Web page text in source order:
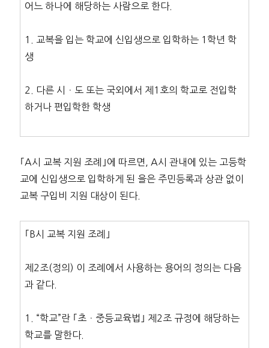
어느 하나에 해당하는 사람으로 한다.
1. 교복을 입는 학교에 신입생으로 입학하는 1학년 학
생
2. 다른 시ㆍ도 또는 국외에서 제1호의 학교로 전입학
하거나 편입학한 학생
｢A시 교복 지원 조례｣에 따르면, A시 관내에 있는 고등학
교에 신입생으로 입학하게 된 을은 주민등록과 상관 없이
교복 구입비 지원 대상이 된다.
｢B시 교복 지원 조례｣
제2조(정의) 이 조례에서 사용하는 용어의 정의는 다음
과 같다.
1. “학교”란 ｢초ㆍ중등교육법｣ 제2조 규정에 해당하는
학교를 말한다.